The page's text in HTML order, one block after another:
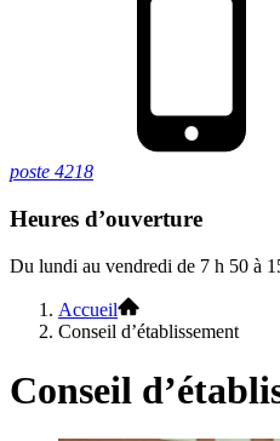
poste 4218
Heures d’ouverture
Du lundi au vendredi de 7 h 50 à
Accueil
Conseil d’établissement
Conseil